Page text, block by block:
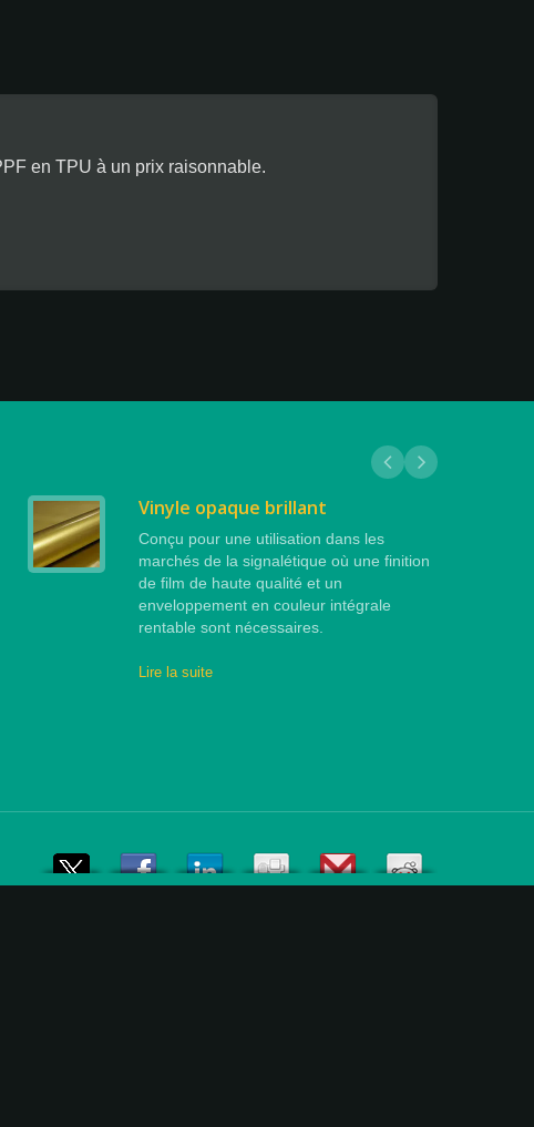
en TPU à un prix raisonnable.
Vinyle opaque brillant
Conçu pour une utilisation dans les
marchés de la signalétique où une finition
de film de haute qualité et un
enveloppement en couleur intégrale
rentable sont nécessaires.
Lire la suite